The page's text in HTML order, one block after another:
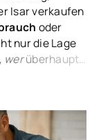
Isar verkaufen
oder
nur die Lage
werüberhaupt
in der Praxis
Banken und